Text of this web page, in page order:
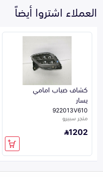
العملاء اشتروا أيضاً
كشاف ضباب امامي
يسار
922013V610
متجر سبيرو
1202